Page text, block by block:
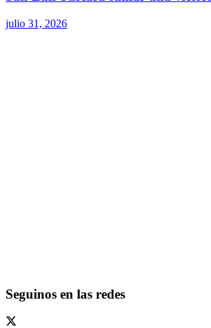
julio 31, 2026
Seguinos en las redes